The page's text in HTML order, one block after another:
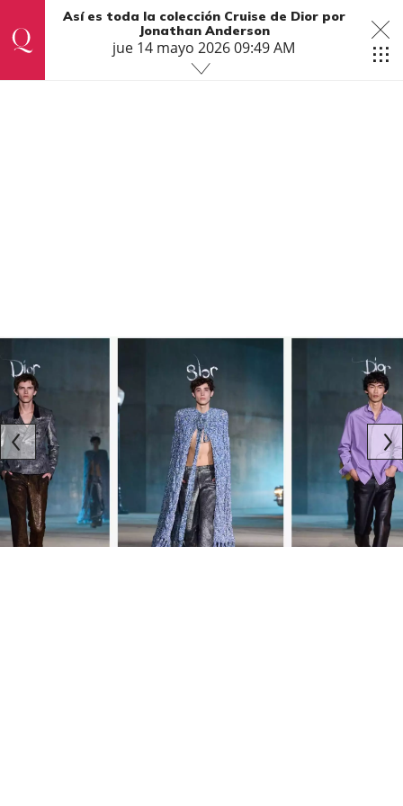
Así es toda la colección Cruise de Dior por
Jonathan Anderson
jue 14 mayo 2026 09:49 AM